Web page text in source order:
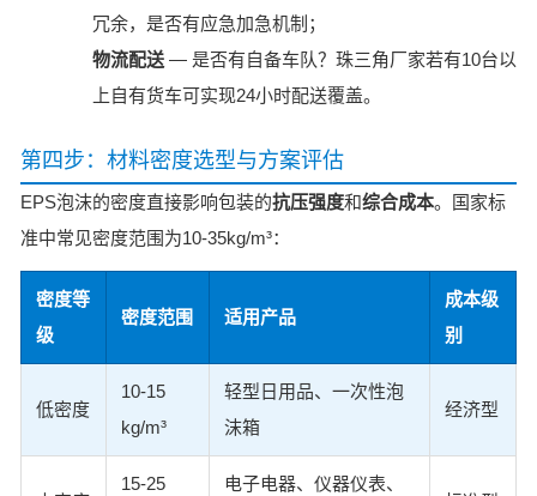
冗余，是否有应急加急机制；
物流配送 — 是否有自备车队？珠三角厂家若有10台以
上自有货车可实现24小时配送覆盖。
第四步：材料密度选型与方案评估
EPS泡沫的密度直接影响包装的抗压强度和综合成本。国家标
准中常见密度范围为10-35kg/m³：
密度等
级
密度范围 适用产品
成本级
别
低密度
10-15
kg/m³
轻型日用品、一次性泡
沫箱
经济型
15-25
电子电器、仪器仪表、